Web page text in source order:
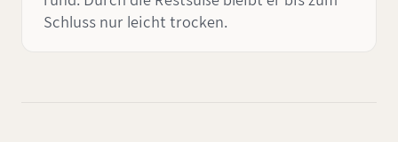
Schluss nur leicht trocken.